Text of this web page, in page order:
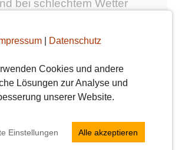
| Datenschutz
Cookies und andere
Lösungen zur Analyse und
unserer Website.
Einstellungen Alle akzeptieren
bei schlechtem Wetter
zu romantischen Dates